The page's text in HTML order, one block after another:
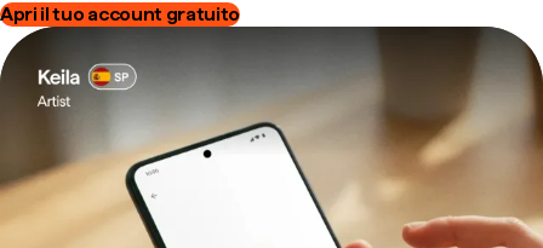
Apri il tuo account gratuito